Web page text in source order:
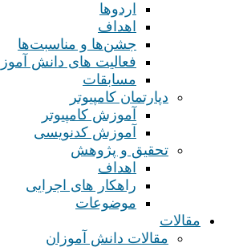
اردوها
اهداف
جشن‌ها و مناسبت‌ها
فعالیت های دانش
مسابقات
دپارتمان کامپیوتر
آموزش کامپیوتر
آموزش کدنویسی
تحقیق و پژوهش
اهداف
راهکار های اجرایی
موضوعات
مقالات
مقالات دانش آموزان